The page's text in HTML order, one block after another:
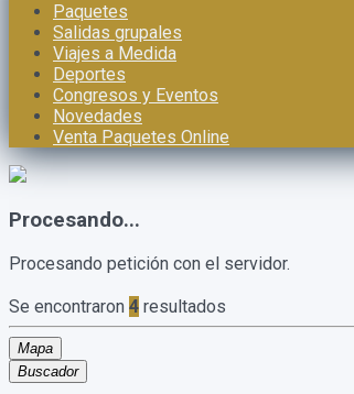
Paquetes
Salidas grupales
Viajes a Medida
Deportes
Congresos y Eventos
Novedades
Venta Paquetes Online
Procesando...
Procesando petición con el servidor.
Se encontraron 4 resultados
Mapa
Buscador